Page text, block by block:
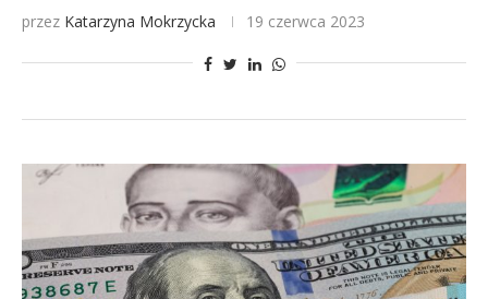
przez Katarzyna Mokrzycka 19 czerwca 2023